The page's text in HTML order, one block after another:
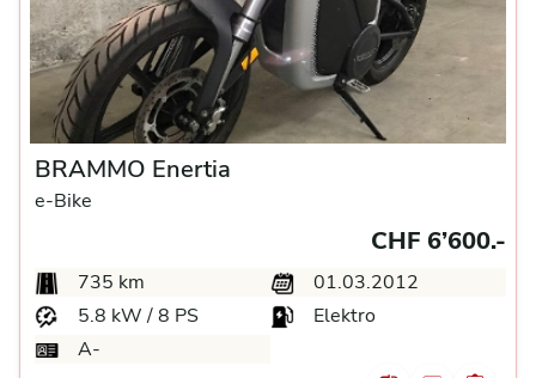
BRAMMO Enertia
e-Bike
CHF 6’600.-
735 km
01.03.2012
5.8 kW / 8 PS
Elektro
A-